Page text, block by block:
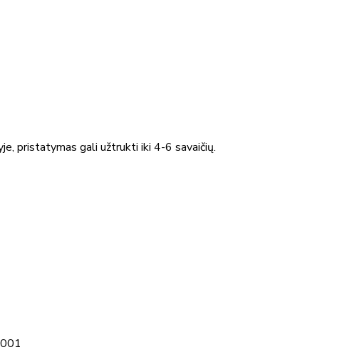
pristatymas gali užtrukti iki 4-6 savaičių.